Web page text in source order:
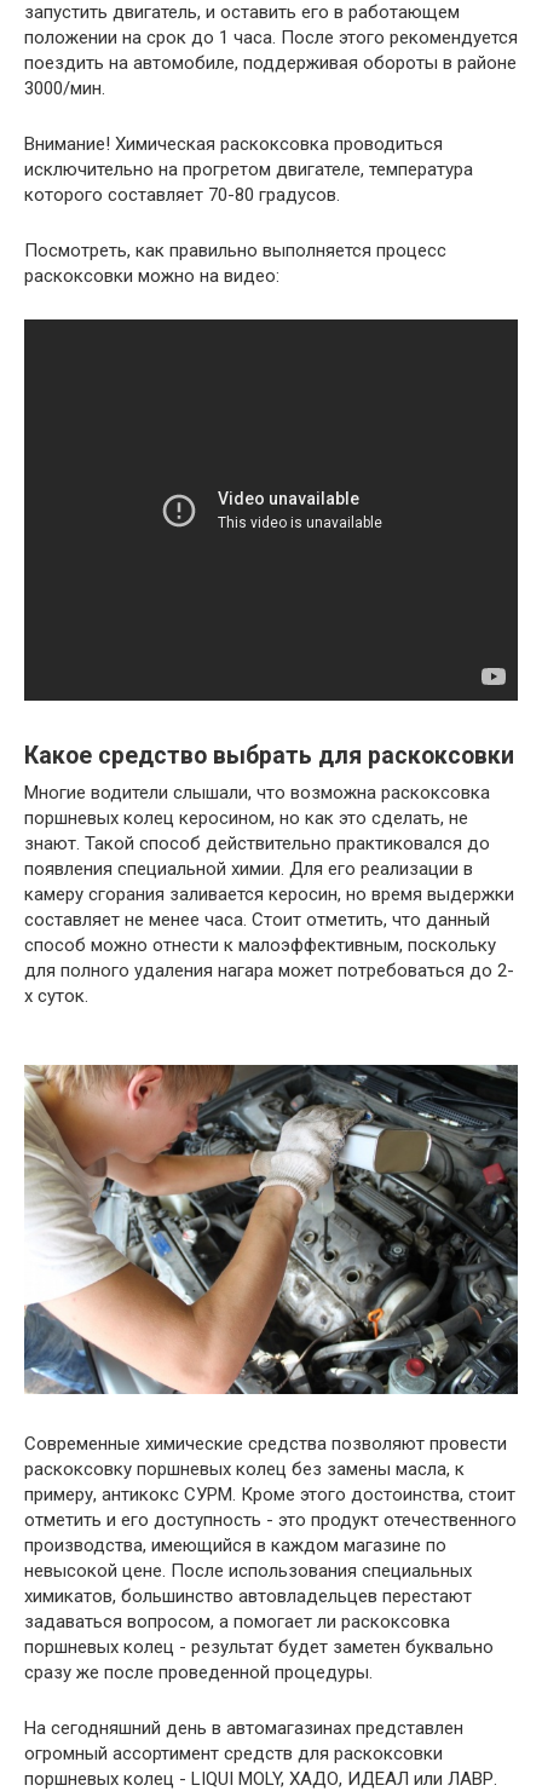
запустить двигатель, и оставить его в работающем
положении на срок до 1 часа. После этого рекомендуется
поездить на автомобиле, поддерживая обороты в районе
3000/мин.
Внимание! Химическая раскоксовка проводиться
исключительно на прогретом двигателе, температура
которого составляет 70-80 градусов.
Посмотреть, как правильно выполняется процесс
раскоксовки можно на видео:
Какое средство выбрать для раскоксовки
Многие водители слышали, что возможна раскоксовка
поршневых колец керосином, но как это сделать, не
знают. Такой способ действительно практиковался до
появления специальной химии. Для его реализации в
камеру сгорания заливается керосин, но время выдержки
составляет не менее часа. Стоит отметить, что данный
способ можно отнести к малоэффективным, поскольку
для полного удаления нагара может потребоваться до 2-
х суток.
Современные химические средства позволяют провести
раскоксовку поршневых колец без замены масла, к
примеру, антикокс СУРМ. Кроме этого достоинства, стоит
отметить и его доступность - это продукт отечественного
производства, имеющийся в каждом магазине по
невысокой цене. После использования специальных
химикатов, большинство автовладельцев перестают
задаваться вопросом, а помогает ли раскоксовка
поршневых колец - результат будет заметен буквально
сразу же после проведенной процедуры.
На сегодняшний день в автомагазинах представлен
огромный ассортимент средств для раскоксовки
поршневых колец - LIQUI MOLY, ХАДО, ИДЕАЛ или ЛАВР.